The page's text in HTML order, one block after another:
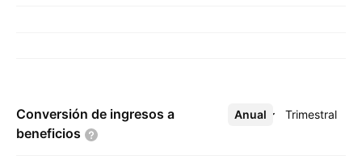
Conversión de ingresos a
beneficios
Anual Trimestral
Más